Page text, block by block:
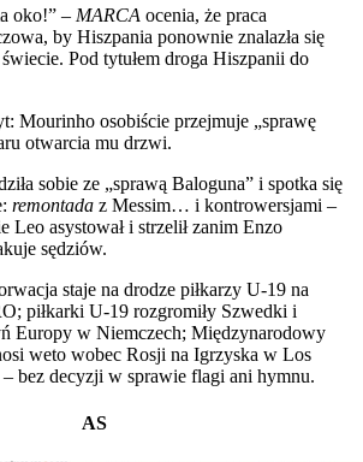
oko!” – MARCA ocenia, że praca
by Hiszpania ponownie znalazła się
Pod tytułem droga Hiszpanii do
Mourinho osobiście przejmuje „sprawę
otwarcia mu drzwi.
sobie ze „sprawą Baloguna” i spotka się
remontada z Messim… i kontrowersjami –
Leo asystował i strzelił zanim Enzo
sędziów.
staje na drodze piłkarzy U-19 na
piłkarki U-19 rozgromiły Szwedki i
Europy w Niemczech; Międzynarodowy
weto wobec Rosji na Igrzyska w Los
bez decyzji w sprawie flagi ani hymnu.
AS